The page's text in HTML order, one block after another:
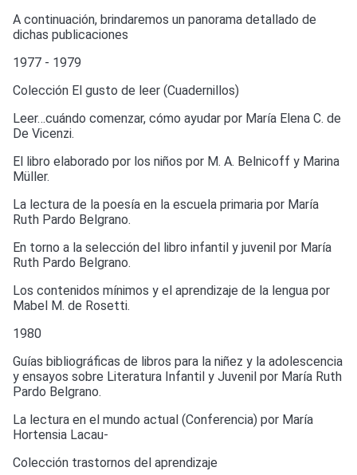
A continuación, brindaremos un panorama detallado de
dichas publicaciones
1977 - 1979
Colección El gusto de leer (Cuadernillos)
Leer…cuándo comenzar, cómo ayudar por María Elena C. de
De Vicenzi.
El libro elaborado por los niños por M. A. Belnicoff y Marina
Müller.
La lectura de la poesía en la escuela primaria por María
Ruth Pardo Belgrano.
En torno a la selección del libro infantil y juvenil por María
Ruth Pardo Belgrano.
Los contenidos mínimos y el aprendizaje de la lengua por
Mabel M. de Rosetti.
1980
Guías bibliográficas de libros para la niñez y la adolescencia
y ensayos sobre Literatura Infantil y Juvenil por María Ruth
Pardo Belgrano.
La lectura en el mundo actual (Conferencia) por María
Hortensia Lacau-
Colección trastornos del aprendizaje